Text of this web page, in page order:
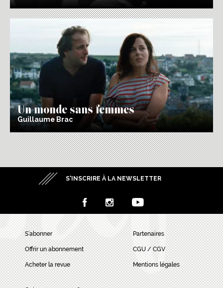
Un monde sans femmes
Guillaume Brac
S’INSCRIRE À LA NEWSLETTER
S’abonner
Offrir un abonnement
Acheter la revue
Partenaires
CGU / CGV
Mentions légales